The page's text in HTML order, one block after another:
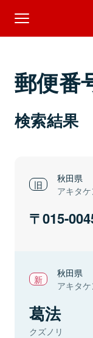
郵便番
検索結果
秋田県
アキタケ
015-
秋田県
アキタケ
葛法
クズノリ